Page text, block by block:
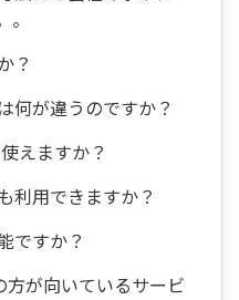
？
何が違うのですか？
えますか？
利用できますか？
ですか？
が向いているサービ